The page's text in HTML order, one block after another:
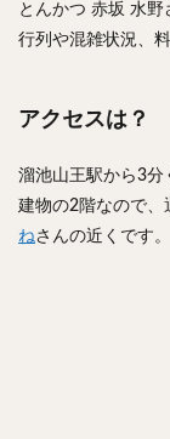
とんかつ 赤坂 水野
行列や混雑状況、
アクセスは？
溜池山王駅から3分
建物の2階なので、
ねさんの近くです。